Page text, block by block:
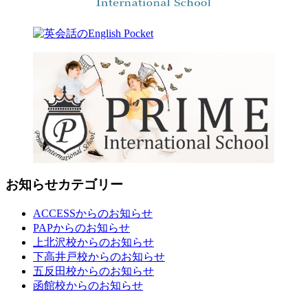
お知らせカテゴリー
ACCESSからのお知らせ
PAPからのお知らせ
上北沢校からのお知らせ
下高井戸校からのお知らせ
五反田校からのお知らせ
函館校からのお知らせ